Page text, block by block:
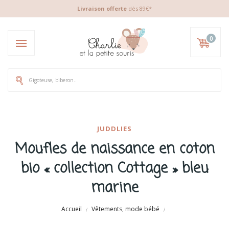
Livraison offerte dès 89€*
0
JUDDLIES
Moufles de naissance en coton
bio « collection Cottage » bleu
marine
Accueil Vêtements, mode bébé